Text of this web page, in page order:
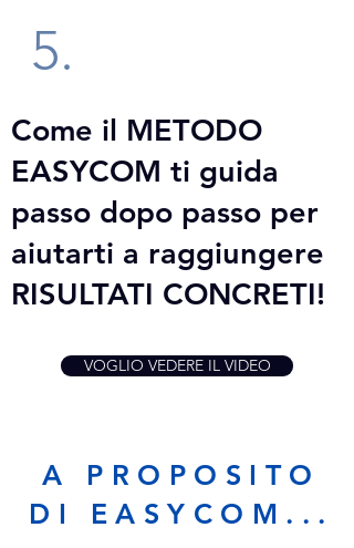
5.
Come il METODO
EASYCOM ti guida
passo dopo passo per
aiutarti a raggiungere
RISULTATI CONCRETI!
VOGLIO VEDERE IL VIDEO
A PROPOSITO
DI EASYCOM...